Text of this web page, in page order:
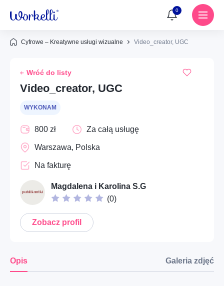
0
Brak powiadomień
Usługi
Dom – Remonty i prace budowlane
Dom – Naprawy i konserwacja
Instalacje – Elektryka
Instalacje – Hydraulika
Społeczne – Wolontariat i pomoc społeczna
Cyfrowe – Kreatywne usługi wizualne
Dom – Ogród i przestrzenie zewnętrzne
Znajdź usługę lub wykonawcę
Cyfrowe – Kreatywne usługi wizualne Video_creator, UGC
Wróć do listy
Ups...
Aby dodać ogłoszenie do ulubionych, musisz się
Zaloguj się
Nie posiadasz jeszcze konta?
Video_creator, UGC
WYKONAM
800 zł Za całą usługę
Warszawa, Polska
Na fakturę
Magdalena i Karolina S.G
(0)
Zobacz profil
Opis Galeria zdjęć